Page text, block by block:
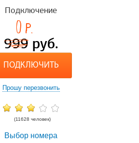
Подключение
999
0 p.
руб.
ПОДКЛЮЧИТЬ
Прошу перезвонить
(11628 человек)
Выбор номера